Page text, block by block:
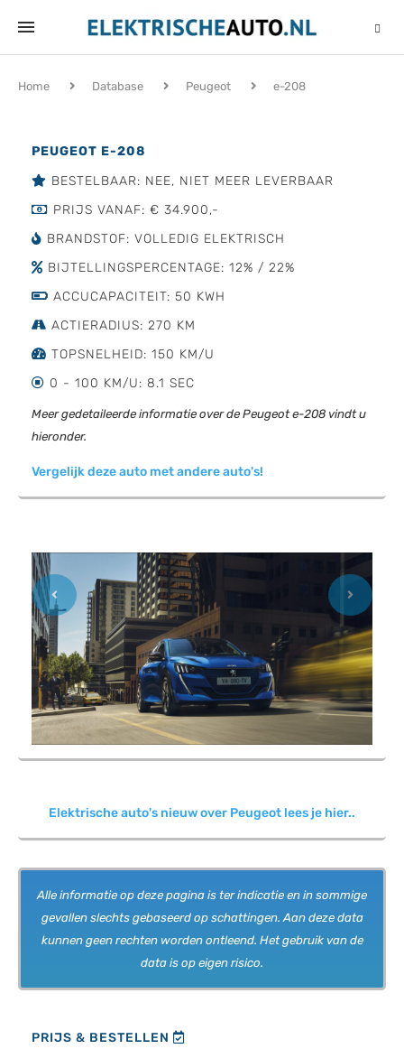
Home Database Peugeot e-208
PEUGEOT E-208
BESTELBAAR: NEE, NIET MEER LEVERBAAR
PRIJS VANAF: € 34.900,-
BRANDSTOF: VOLLEDIG ELEKTRISCH
BIJTELLINGSPERCENTAGE: 12% / 22%
ACCUCAPACITEIT: 50 KWH
ACTIERADIUS: 270 KM
TOPSNELHEID: 150 KM/U
0 - 100 KM/U: 8.1 SEC
Meer gedetaileerde informatie over de Peugeot e-208 vindt u
hieronder.
Vergelijk deze auto met andere auto's!
Previous Next
Elektrische auto's nieuw over Peugeot lees je hier..
Alle informatie op deze pagina is ter indicatie en in sommige
gevallen slechts gebaseerd op schattingen. Aan deze data
kunnen geen rechten worden ontleend. Het gebruik van de
data is op eigen risico.
PRIJS & BESTELLEN